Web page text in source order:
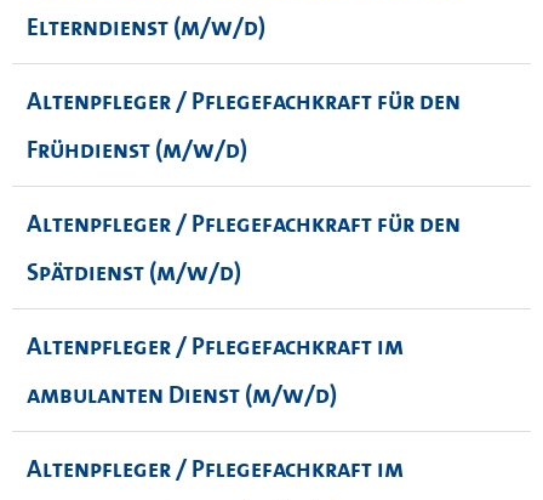
Elterndienst (m/w/d)
Altenpfleger / Pflegefachkraft für den
Frühdienst (m/w/d)
Altenpfleger / Pflegefachkraft für den
Spätdienst (m/w/d)
Altenpfleger / Pflegefachkraft im
ambulanten Dienst (m/w/d)
Altenpfleger / Pflegefachkraft im